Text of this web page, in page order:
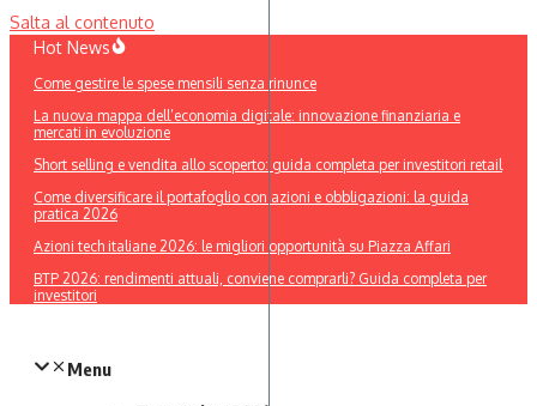
Salta al contenuto
Hot News
Come gestire le spese mensili senza rinunce
La nuova mappa dell’economia digitale: innovazione finanziaria e
mercati in evoluzione
Short selling e vendita allo scoperto: guida completa per investitori retail
Come diversificare il portafoglio con azioni e obbligazioni: la guida
pratica 2026
Azioni tech italiane 2026: le migliori opportunità su Piazza Affari
BTP 2026: rendimenti attuali, conviene comprarli? Guida completa per
investitori
Menu